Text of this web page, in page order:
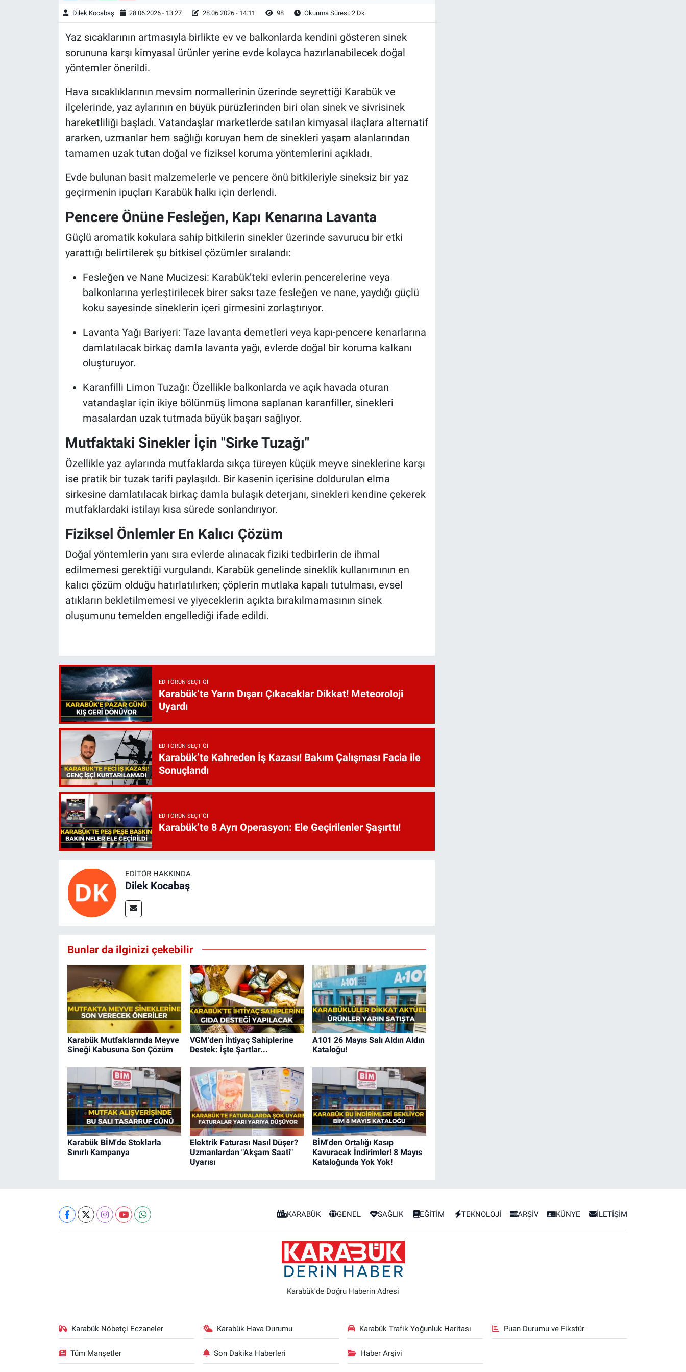
Dilek Kocabaş 28.06.2026 - 13:27 28.06.2026 - 14:11 98 Okunma Süresi: 2 Dk
Yaz sıcaklarının artmasıyla birlikte ev ve balkonlarda kendini gösteren sinek
sorununa karşı kimyasal ürünler yerine evde kolayca hazırlanabilecek doğal
yöntemler önerildi.
Hava sıcaklıklarının mevsim normallerinin üzerinde seyrettiği Karabük ve
ilçelerinde, yaz aylarının en büyük pürüzlerinden biri olan sinek ve sivrisinek
hareketliliği başladı. Vatandaşlar marketlerde satılan kimyasal ilaçlara alternatif
ararken, uzmanlar hem sağlığı koruyan hem de sinekleri yaşam alanlarından
tamamen uzak tutan doğal ve fiziksel koruma yöntemlerini açıkladı.
Evde bulunan basit malzemelerle ve pencere önü bitkileriyle sineksiz bir yaz
geçirmenin ipuçları Karabük halkı için derlendi.
Pencere Önüne Fesleğen, Kapı Kenarına Lavanta
Güçlü aromatik kokulara sahip bitkilerin sinekler üzerinde savurucu bir etki
yarattığı belirtilerek şu bitkisel çözümler sıralandı:
Fesleğen ve Nane Mucizesi: Karabük’teki evlerin pencerelerine veya
balkonlarına yerleştirilecek birer saksı taze fesleğen ve nane, yaydığı güçlü
koku sayesinde sineklerin içeri girmesini zorlaştırıyor.
Lavanta Yağı Bariyeri: Taze lavanta demetleri veya kapı-pencere kenarlarına
damlatılacak birkaç damla lavanta yağı, evlerde doğal bir koruma kalkanı
oluşturuyor.
Karanfilli Limon Tuzağı: Özellikle balkonlarda ve açık havada oturan
vatandaşlar için ikiye bölünmüş limona saplanan karanfiller, sinekleri
masalardan uzak tutmada büyük başarı sağlıyor.
Mutfaktaki Sinekler İçin "Sirke Tuzağı"
Özellikle yaz aylarında mutfaklarda sıkça türeyen küçük meyve sineklerine karşı
ise pratik bir tuzak tarifi paylaşıldı. Bir kasenin içerisine doldurulan elma
sirkesine damlatılacak birkaç damla bulaşık deterjanı, sinekleri kendine çekerek
mutfaklardaki istilayı kısa sürede sonlandırıyor.
Fiziksel Önlemler En Kalıcı Çözüm
Doğal yöntemlerin yanı sıra evlerde alınacak fiziki tedbirlerin de ihmal
edilmemesi gerektiği vurgulandı. Karabük genelinde sineklik kullanımının en
kalıcı çözüm olduğu hatırlatılırken; çöplerin mutlaka kapalı tutulması, evsel
atıkların bekletilmemesi ve yiyeceklerin açıkta bırakılmamasının sinek
oluşumunu temelden engellediği ifade edildi.
EDITÖRÜN SEÇTIĞI
Karabük’te Yarın Dışarı Çıkacaklar Dikkat! Meteoroloji
Uyardı
EDITÖRÜN SEÇTIĞI
Karabük’te Kahreden İş Kazası! Bakım Çalışması Facia ile
Sonuçlandı
EDITÖRÜN SEÇTIĞI
Karabük’te 8 Ayrı Operasyon: Ele Geçirilenler Şaşırttı!
EDITÖR HAKKINDA
Dilek Kocabaş
Bunlar da ilginizi çekebilir
Karabük Mutfaklarında Meyve
Sineği Kabusuna Son Çözüm
VGM’den İhtiyaç Sahiplerine
Destek: İşte Şartlar...
A101 26 Mayıs Salı Aldın Aldın
Kataloğu!
Karabük BİM'de Stoklarla
Sınırlı Kampanya
Elektrik Faturası Nasıl Düşer?
Uzmanlardan "Akşam Saati"
Uyarısı
BİM'den Ortalığı Kasıp
Kavuracak İndirimler! 8 Mayıs
Kataloğunda Yok Yok!
KARABÜK GENEL SAĞLIK EĞİTİM TEKNOLOJİ ARŞİV KÜNYE İLETİŞİM
Karabük'de Doğru Haberin Adresi
Karabük Nöbetçi Eczaneler Karabük Hava Durumu Karabük Trafik Yoğunluk Haritası Puan Durumu ve Fikstür
Tüm Manşetler Son Dakika Haberleri Haber Arşivi